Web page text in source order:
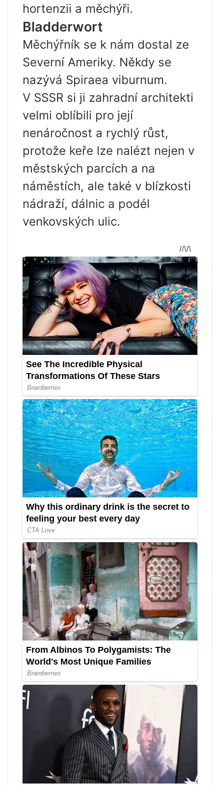
hortenzii a měchýři.
Bladderwort
Měchýřník se k nám dostal ze
Severní Ameriky. Někdy se
nazývá Spiraea viburnum.
V SSSR si ji zahradní architekti
velmi oblíbili pro její
nenáročnost a rychlý růst,
protože keře lze nalézt nejen v
městských parcích a na
náměstích, ale také v blízkosti
nádraží, dálnic a podél
venkovských ulic.